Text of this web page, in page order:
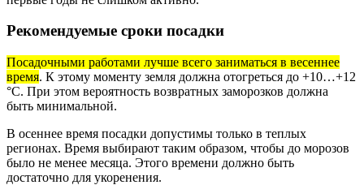
Рекомендуемые сроки посадки
Посадочными работами лучше всего заниматься в весеннее
время. К этому моменту земля должна отогреться до +10…+12
°С. При этом вероятность возвратных заморозков должна
быть минимальной.
В осеннее время посадки допустимы только в теплых
регионах. Время выбирают таким образом, чтобы до морозов
было не менее месяца. Этого времени должно быть
достаточно для укоренения.